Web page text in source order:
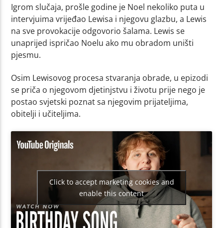
Igrom slučaja, prošle godine je Noel nekoliko puta u
intervjuima vrijeđao Lewisa i njegovu glazbu, a Lewis
na sve provokacije odgovorio šalama. Lewis se
unaprijed ispričao Noelu ako mu obradom uništi
pjesmu.
Osim Lewisovog procesa stvaranja obrade, u epizodi
se priča o njegovom djetinjstvu i životu prije nego je
postao svjetski poznat sa njegovim prijateljima,
obitelji i učiteljima.
Click to accept marketing cookies and
enable this content